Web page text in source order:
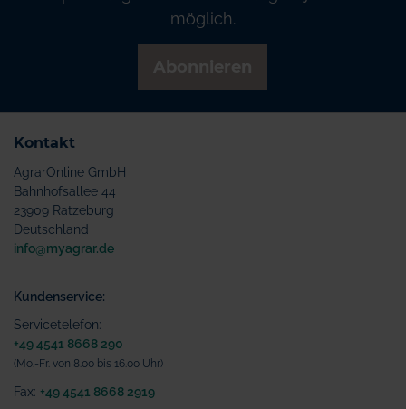
möglich.
Kontakt
AgrarOnline GmbH
Bahnhofsallee 44
23909 Ratzeburg
Deutschland
info@myagrar.de
Kundenservice:
Servicetelefon:
+49 4541 8668 290
(Mo.-Fr. von 8.00 bis 16.00 Uhr)
Fax: +49 4541 8668 2919